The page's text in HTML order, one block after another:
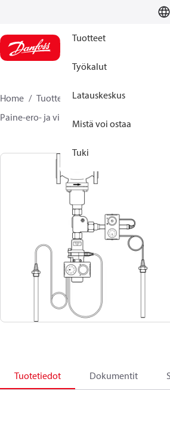
Tuotteet
Työkalut
Latauskeskus
Mistä voi ostaa
Tuki
Home Tuotteet
Climate Solutions
Paine-ero- ja virtaussäätimet
Tuotetiedot Dokumentit